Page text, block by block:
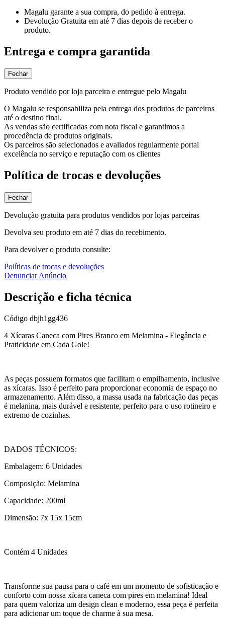
Magalu garante a sua compra, do pedido à entrega.
Devolução Gratuita em até 7 dias depois de receber o
produto.
Entrega e compra garantida
Fechar
Produto vendido por loja parceira e entregue pelo Magalu
O Magalu se responsabiliza pela entrega dos produtos de parceiros
até o destino final.
As vendas são certificadas com nota fiscal e garantimos a
procedência de produtos originais.
Os parceiros são selecionados e avaliados regularmente portal
excelência no serviço e reputação com os clientes
Política de trocas e devoluções
Fechar
Devolução gratuita para produtos vendidos por lojas parceiras
Devolva seu produto em até 7 dias do recebimento.
Para devolver o produto consulte:
Políticas de trocas e devoluções
Denunciar Anúncio
Descrição e ficha técnica
Código dbjh1gg436
4 Xícaras Caneca com Pires Branco em Melamina - Elegância e
Praticidade em Cada Gole!
As peças possuem formatos que facilitam o empilhamento, inclusive
as xícaras. Isso é perfeito para proporcionar economia de espaço no
armazenamento. Além disso, a massa usada na fabricação das peças
é melanina, mais durável e resistente, perfeito para o uso rotineiro e
extremo de cozinhas.
DADOS TÉCNICOS:
Embalagem: 6 Unidades
Composição: Melamina
Capacidade: 200ml
Dimensão: 7x 15x 15cm
Contém 4 Unidades
Transforme sua pausa para o café em um momento de sofisticação e
conforto com nossa xícara caneca com pires em melamina! Ideal
para quem valoriza um design clean e moderno, essa peça é perfeita
para adicionar um toque de charme à sua mesa.